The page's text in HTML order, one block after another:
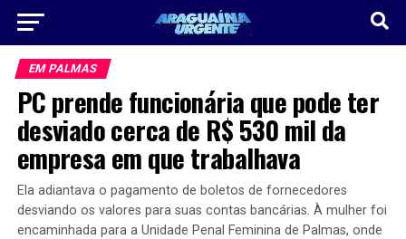
EM PALMAS
PC prende funcionária que pode ter
desviado cerca de R$ 530 mil da
empresa em que trabalhava
Ela adiantava o pagamento de boletos de fornecedores
desviando os valores para suas contas bancárias. À mulher foi
encaminhada para a Unidade Penal Feminina de Palmas, onde